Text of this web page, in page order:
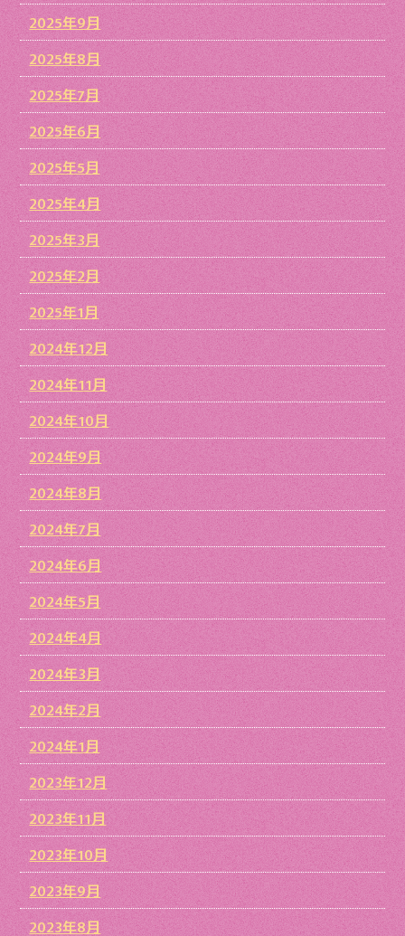
2025年9月
2025年8月
2025年7月
2025年6月
2025年5月
2025年4月
2025年3月
2025年2月
2025年1月
2024年12月
2024年11月
2024年10月
2024年9月
2024年8月
2024年7月
2024年6月
2024年5月
2024年4月
2024年3月
2024年2月
2024年1月
2023年12月
2023年11月
2023年10月
2023年9月
2023年8月